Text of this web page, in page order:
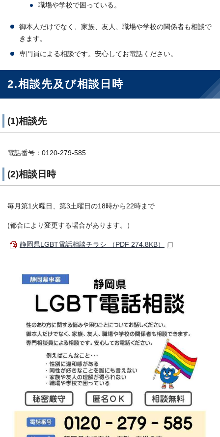
職場や学校で困っている。
御本人だけでなく、家族、友人、職場や学校の関係者も相談で
きます。
専門員による相談です。安心してお電話ください。
2.相談先及び相談日時
(1)相談先
電話番号：0120-279-585
(2)相談日時
毎月第1火曜日、第3土曜日の18時から22時まで
(都合により変更する場合があります。）
静岡県LGBT電話相談チラシ （PDF 274.8KB）